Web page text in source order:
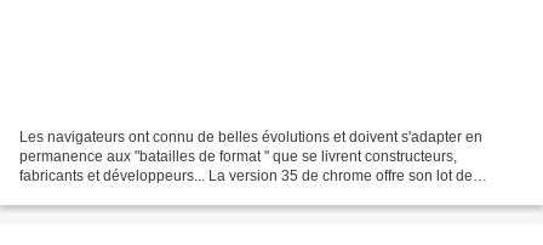
Les navigateurs ont connu de belles évolutions et doivent s'adapter en
permanence aux "batailles de format " que se livrent constructeurs,
fabricants et développeurs... La version 35 de chrome offre son lot de